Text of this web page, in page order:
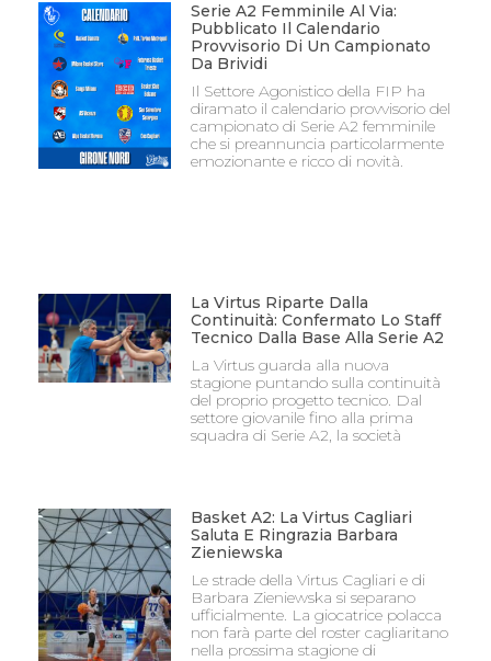
Serie A2 Femminile Al Via:
Pubblicato Il Calendario
Provvisorio Di Un Campionato
Da Brividi
Il Settore Agonistico della FIP ha
diramato il calendario provvisorio del
campionato di Serie A2 femminile
che si preannuncia particolarmente
emozionante e ricco di novità.
La Virtus Riparte Dalla
Continuità: Confermato Lo Staff
Tecnico Dalla Base Alla Serie A2
La Virtus guarda alla nuova
stagione puntando sulla continuità
del proprio progetto tecnico. Dal
settore giovanile fino alla prima
squadra di Serie A2, la società
Basket A2: La Virtus Cagliari
Saluta E Ringrazia Barbara
Zieniewska
Le strade della Virtus Cagliari e di
Barbara Zieniewska si separano
ufficialmente. La giocatrice polacca
non farà parte del roster cagliaritano
nella prossima stagione di